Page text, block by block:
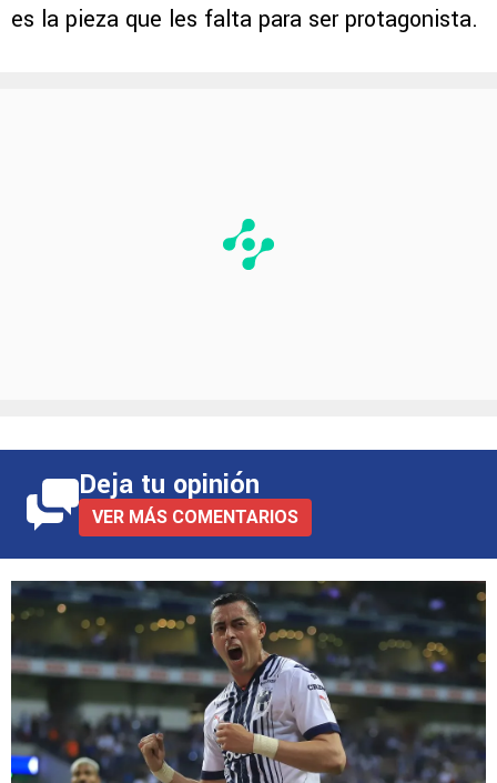
es la pieza que les falta para ser protagonista.
Deja tu opinión
VER MÁS COMENTARIOS